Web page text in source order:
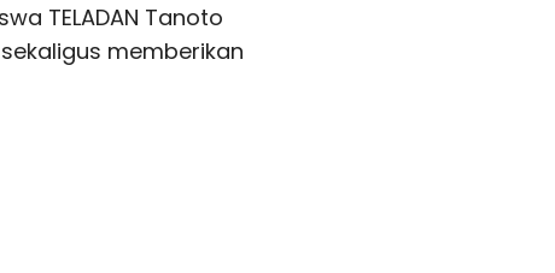
TELADAN Tanoto
memberikan